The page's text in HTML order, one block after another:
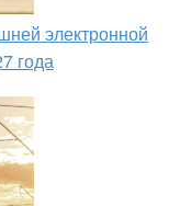
электронной
года